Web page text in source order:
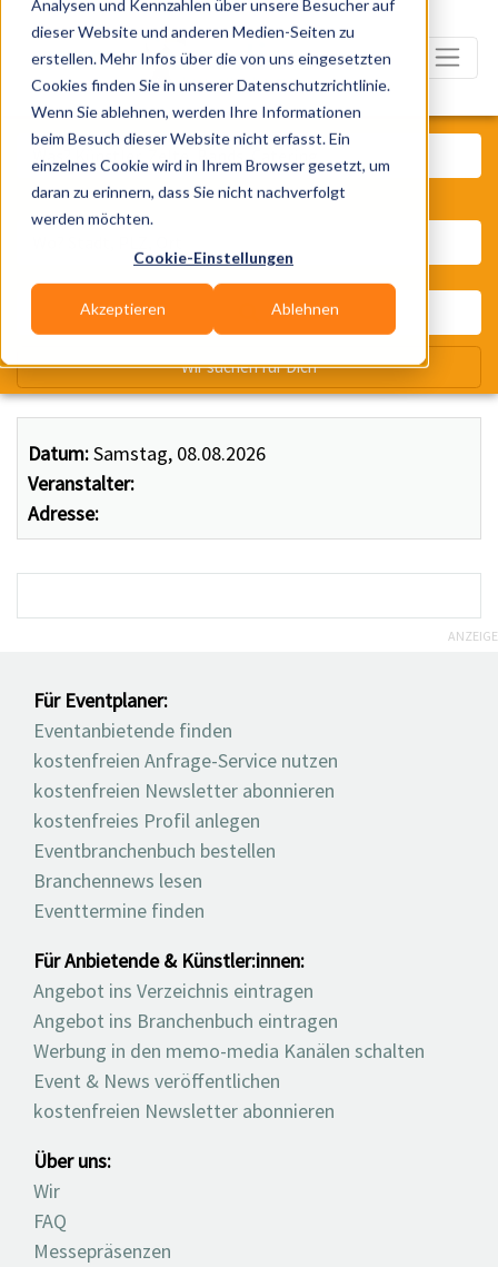
Analysen und Kennzahlen über unsere Besucher auf
dieser Website und anderen Medien-Seiten zu
erstellen. Mehr Infos über die von uns eingesetzten
Cookies finden Sie in unserer Datenschutzrichtlinie.
Wenn Sie ablehnen, werden Ihre Informationen
beim Besuch dieser Website nicht erfasst. Ein
einzelnes Cookie wird in Ihrem Browser gesetzt, um
daran zu erinnern, dass Sie nicht nachverfolgt
werden möchten.
Cookie-Einstellungen
Akzeptieren Ablehnen
Datum:Samstag, 08.08.2026
Veranstalter:
Adresse:
Was? Künstler, Zelte, Bands,
Wir suchen für Dich
ANZEIGE
Für Eventplaner:
Eventanbietende finden
kostenfreien Anfrage-Service nutzen
kostenfreien Newsletter abonnieren
kostenfreies Profil anlegen
Eventbranchenbuch bestellen
Branchennews lesen
Eventtermine finden
Für Anbietende & Künstler:innen:
Angebot ins Verzeichnis eintragen
Angebot ins Branchenbuch eintragen
Werbung in den memo-media Kanälen schalten
Event & News veröffentlichen
kostenfreien Newsletter abonnieren
Über uns:
Wir
FAQ
Messepräsenzen